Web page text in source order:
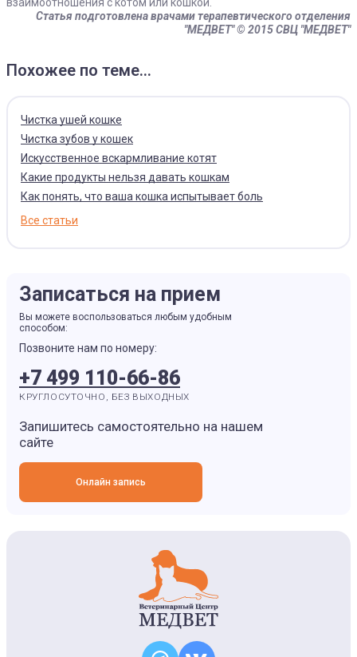
Статья подготовлена врачами терапевтического отделения
"МЕДВЕТ"© 2015 СВЦ "МЕДВЕТ"
Похожее по теме...
Чистка ушей кошке
Чистка зубов у кошек
Искусственное вскармливание котят
Какие продукты нельзя давать кошкам
Как понять, что ваша кошка испытывает боль
Все статьи
Записаться на прием
Вы можете воспользоваться любым удобным
способом:
Позвоните нам по номеру:
+7 499 110-66-86
КРУГЛОСУТОЧНО, БЕЗ ВЫХОДНЫХ
Запишитесь самостоятельно на нашем
сайте
Онлайн запись